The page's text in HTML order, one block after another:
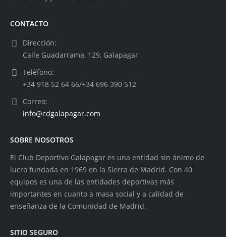
CONTACTO
Dirección:
Calle Guadarrama, 129, Galapagar
Teléfono:
+34 918 52 64 66/+34 696 390 512
Correo:
info@cdgalapagar.com
SOBRE NOSOTROS
El Club Deportivo Galapagar es una entidad sin ánimo de
lucro fundada en 1969 en la Sierra de Madrid. Con 40
equipos es una de las entidades deportivas más
importantes en cuanto a masa social y a calidad de
enseñanza de la Comunidad de Madrid.
SITIO SEGURO